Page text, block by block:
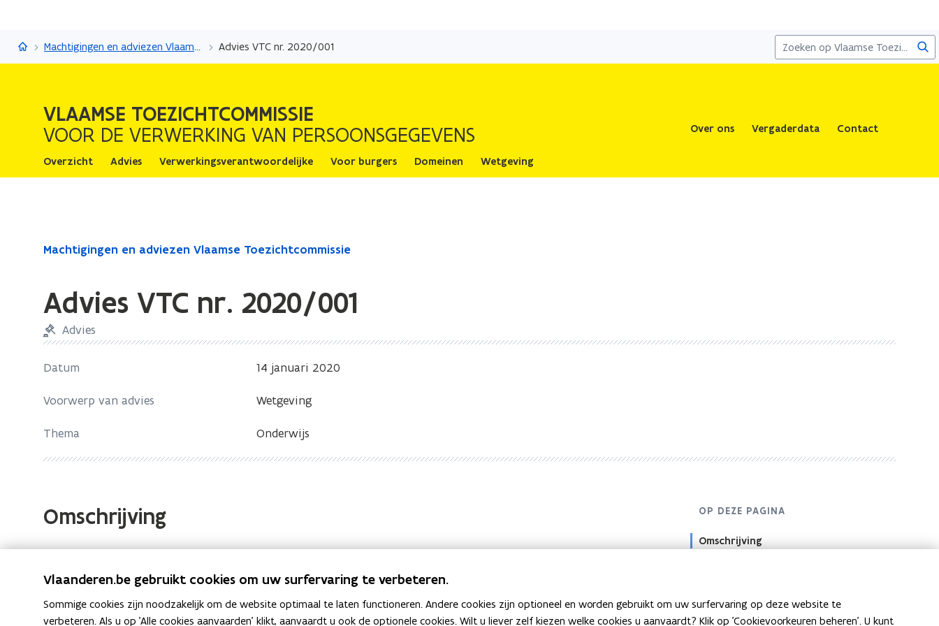
naar
Vlaamse Toezichtcommissie Machtigingen en adviezen Vlaamse Toezichtcommissie Advies VTC nr. 2020/001
VLAAMSE TOEZICHTCOMMISSIE
VOOR DE VERWERKING VAN PERSOONSGEGEVENS Over ons Vergaderdata Contact
Overzicht Advies Verwerkingsverantwoordelijke Voor burgers Domeinen Wetgeving
Gedaan
bevindt
zich
2020/001
Machtigingen en adviezen Vlaamse Toezichtcommissie
Advies VTC nr. 2020/001
Advies
Datum 14 januari 2020
Voorwerp van advies Wetgeving
Thema Onderwijs
OP DEZE PAGINA
Omschrijving
Omschrijving
zoals leerlingen, cursisten- en personeelsadministratie, leerlingvolgsystemen, pakketten voor financieel
Bestanden
Vlaanderen.be gebruikt cookies om uw surfervaring te verbeteren.
Sommige cookies zijn noodzakelijk om de website optimaal te laten functioneren. Andere cookies zijn optioneel en worden gebruikt om uw surfervaring op deze website te
verbeteren. Als u op 'Alle cookies aanvaarden' klikt, aanvaardt u ook de optionele cookies. Wilt u liever zelf kiezen welke cookies u aanvaardt? Klik op 'Cookievoorkeuren beheren'. U kunt